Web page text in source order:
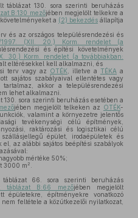
táblázat 130. sora szerinti beruházás
B:130 mezőjében megjelölt telkekre a
a (2) bekezdés állapítja
és az országos településrendezési és
1997. (XII. 20.) Korm. rendelet (a
és építési követelmények
30.) Korm. rendelet (a továbbiakban:
eltérésekkel kell alkalmazni, és
terv vagy az OTÉK , illetve a TÉKA a
sajátos szabályaival ellentétes vagy
akkor a településrendezési
lehet alkalmazni.
sora szerinti beruházás esetében a
jében megjelölt telkeken az OTÉK-
valamint a környezetre jelentős
tevékenységi célú építmények,
raktározási és logisztikai célú
épület, irodaépületek és
az alábbi sajátos beépítési szabályok
mértéke 50%;
3000 m 2
66. sora szerinti beruházás
táblázat B:66 mezőjében megjelölt
épületekre, építményekre vonatkozó
feltétele a közútkezelői nyilatkozat,